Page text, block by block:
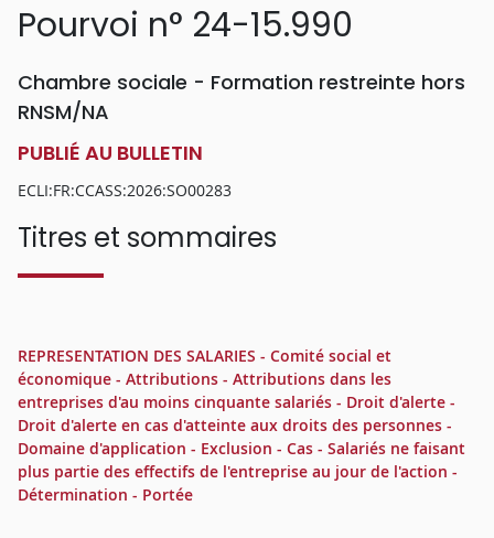
Pourvoi n° 24-15.990
Chambre sociale - Formation restreinte hors
RNSM/NA
PUBLIÉ AU BULLETIN
ECLI:FR:CCASS:2026:SO00283
Titres et sommaires
REPRESENTATION DES SALARIES - Comité social et
économique - Attributions - Attributions dans les
entreprises d'au moins cinquante salariés - Droit d'alerte -
Droit d'alerte en cas d'atteinte aux droits des personnes -
Domaine d'application - Exclusion - Cas - Salariés ne faisant
plus partie des effectifs de l'entreprise au jour de l'action -
Détermination - Portée